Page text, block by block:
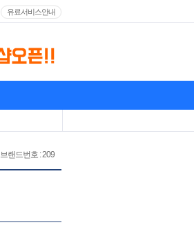
유료서비스안내
브랜드번호 : 209